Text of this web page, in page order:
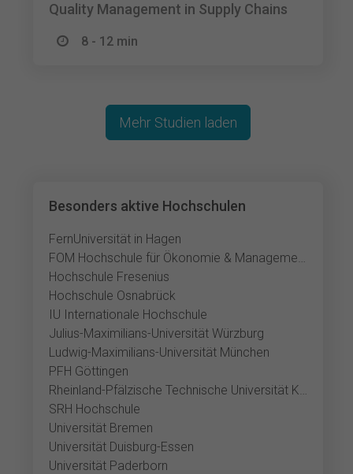
Quality Management in Supply Chains
8 - 12 min
Besonders aktive Hochschulen
FernUniversität in Hagen
FOM Hochschule für Ökonomie & Management
Hochschule Fresenius
Hochschule Osnabrück
IU Internationale Hochschule
Julius-Maximilians-Universität Würzburg
Ludwig-Maximilians-Universität München
PFH Göttingen
Rheinland-Pfälzische Technische Universität Kaiserslautern-Landau
SRH Hochschule
Universität Bremen
Universität Duisburg-Essen
Universität Paderborn
Mehr Studien laden